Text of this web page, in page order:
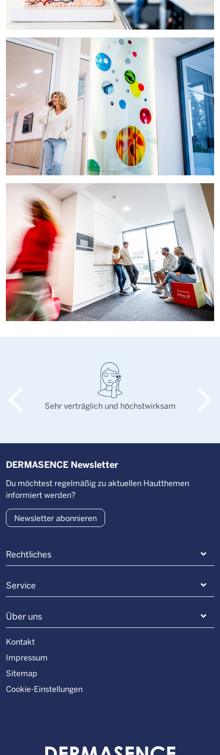
Sehr verträglich und höchstwirksam
Rechtliches
Service
Über uns
Kontakt
Impressum
Sitemap
Cookie-Einstellungen
DERMASENCE Newsletter
Du möchtest regelmäßig zu aktuellen Hautthemen
informiert werden?
Newsletter abonnieren